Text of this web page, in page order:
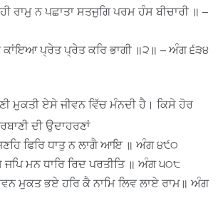
ਰਾਮੁ ਨ ਪਛਾਤਾ ਸਤਜੁਗਿ ਪਰਮ ਹੰਸ ਬੀਚਾਰੀ ॥ –
ਕਾਂਇਆ ਪ੍ਰੇਤ ਪ੍ਰੇਤ ਕਰਿ ਭਾਗੀ ॥੨॥ – ਅੰਗ ੬੩੪
ਮੁਕਤੀ ਏਸੇ ਜੀਵਨ ਵਿੱਚ ਮੰਨਦੀ ਹੈ। ਕਿਸੇ ਹੋਰ
ਦੀ ਉਦਾਹਰਣਾਂ
ਫਿਰਿ ਧਾਤੁ ਨ ਲਾਗੈ ਆਇ ॥ ਅੰਗ ੪੯੦
ਮਨ ਧਾਰਿ ਰਿਦ ਪਰਤੀਤਿ ॥ ਅੰਗ ੫੦੮
ਮੁਕਤ ਭਏ ਹਰਿ ਕੈ ਨਾਮਿ ਲਿਵ ਲਾਏ ਰਾਮ॥ ਅੰਗ